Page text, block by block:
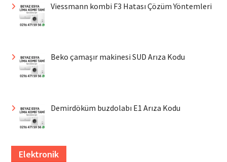
Viessmann kombi F3 Hatası Çözüm Yöntemleri
Beko çamaşır makinesi SUD Arıza Kodu
Demirdöküm buzdolabı E1 Arıza Kodu
Elektronik